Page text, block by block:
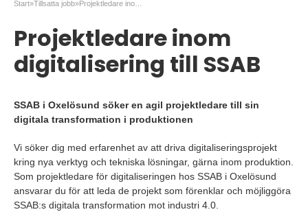
Start»Tillsatta jobb»
Projektledare inom
digitalisering till SSAB
SSAB i Oxelösund söker en agil projektledare till sin
digitala transformation i produktionen
Vi söker dig med erfarenhet av att driva digitaliseringsprojekt
kring nya verktyg och tekniska lösningar, gärna inom produktion.
Som projektledare för digitaliseringen hos SSAB i Oxelösund
ansvarar du för att leda de projekt som förenklar och möjliggöra
SSAB:s digitala transformation mot industri 4.0.